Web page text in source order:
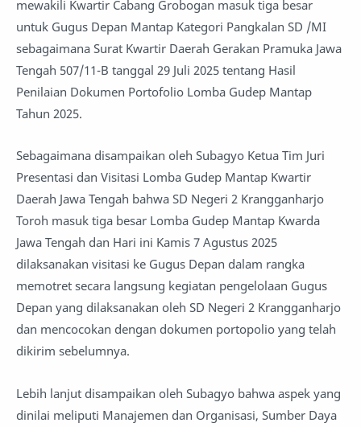
mewakili Kwartir Cabang Grobogan masuk tiga besar
untuk Gugus Depan Mantap Kategori Pangkalan SD /MI
sebagaimana Surat Kwartir Daerah Gerakan Pramuka Jawa
Tengah 507/11-B tanggal 29 Juli 2025 tentang Hasil
Penilaian Dokumen Portofolio Lomba Gudep Mantap
Tahun 2025.
Sebagaimana disampaikan oleh Subagyo Ketua Tim Juri
Presentasi dan Visitasi Lomba Gudep Mantap Kwartir
Daerah Jawa Tengah bahwa SD Negeri 2 Krangganharjo
Toroh masuk tiga besar Lomba Gudep Mantap Kwarda
Jawa Tengah dan Hari ini Kamis 7 Agustus 2025
dilaksanakan visitasi ke Gugus Depan dalam rangka
memotret secara langsung kegiatan pengelolaan Gugus
Depan yang dilaksanakan oleh SD Negeri 2 Krangganharjo
dan mencocokan dengan dokumen portopolio yang telah
dikirim sebelumnya.
Lebih lanjut disampaikan oleh Subagyo bahwa aspek yang
dinilai meliputi Manajemen dan Organisasi, Sumber Daya